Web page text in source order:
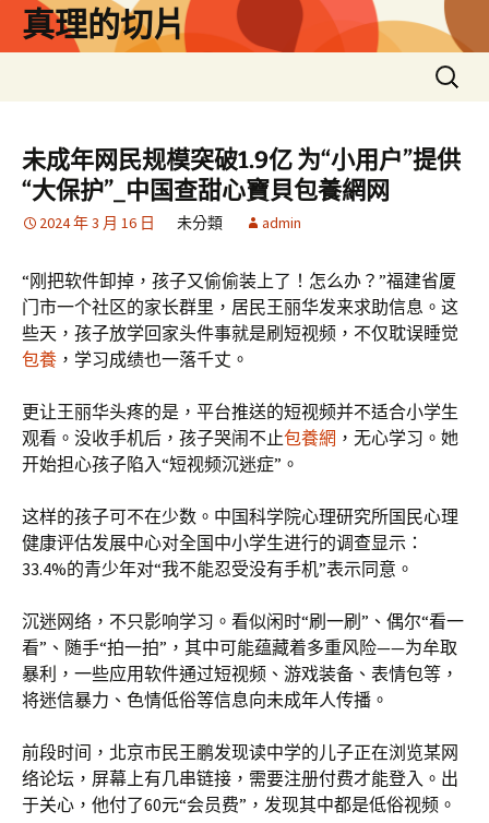
真理的切片
搜
尋
鍵
字:
未成年网民规模突破1.9亿 为“小用户”提供
“大保护”_中国查甜心寶貝包養網网
2024 年 3 月 16 日 未分類 admin
“刚把软件卸掉，孩子又偷偷装上了！怎么办？”福建省厦
门市一个社区的家长群里，居民王丽华发来求助信息。这
些天，孩子放学回家头件事就是刷短视频，不仅耽误睡觉
包養 ，学习成绩也一落千丈。
更让王丽华头疼的是，平台推送的短视频并不适合小学生
观看。没收手机后，孩子哭闹不止包養網 ，无心学习。她
开始担心孩子陷入“短视频沉迷症”。
这样的孩子可不在少数。中国科学院心理研究所国民心理
健康评估发展中心对全国中小学生进行的调查显示：
33.4%的青少年对“我不能忍受没有手机”表示同意。
沉迷网络，不只影响学习。看似闲时“刷一刷”、偶尔“看一
看”、随手“拍一拍”，其中可能蕴藏着多重风险——为牟取
暴利，一些应用软件通过短视频、游戏装备、表情包等，
将迷信暴力、色情低俗等信息向未成年人传播。
前段时间，北京市民王鹏发现读中学的儿子正在浏览某网
络论坛，屏幕上有几串链接，需要注册付费才能登入。出
于关心，他付了60元“会员费”，发现其中都是低俗视频。